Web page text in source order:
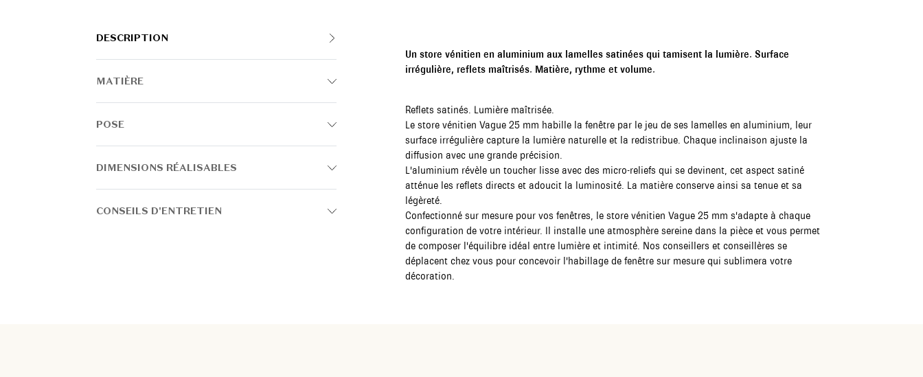
DESCRIPTION
MATIÈRE
POSE
DIMENSIONS RÉALISABLES
CONSEILS D'ENTRETIEN
Un store vénitien en aluminium aux lamelles satinées qui tamisent la lumière. Surface
irrégulière, reflets maîtrisés. Matière, rythme et volume.
Reflets satinés. Lumière maîtrisée.
Le store vénitien Vague 25 mm habille la fenêtre par le jeu de ses lamelles en aluminium, leur
surface irrégulière capture la lumière naturelle et la redistribue. Chaque inclinaison ajuste la
diffusion avec une grande précision.
L'aluminium révèle un toucher lisse avec des micro-reliefs qui se devinent, cet aspect satiné
atténue les reflets directs et adoucit la luminosité. La matière conserve ainsi sa tenue et sa
légèreté.
Confectionné sur mesure pour vos fenêtres, le store vénitien Vague 25 mm s'adapte à chaque
configuration de votre intérieur. Il installe une atmosphère sereine dans la pièce et vous permet
de composer l'équilibre idéal entre lumière et intimité. Nos conseillers et conseillères se
déplacent chez vous pour concevoir l'habillage de fenêtre sur mesure qui sublimera votre
décoration.